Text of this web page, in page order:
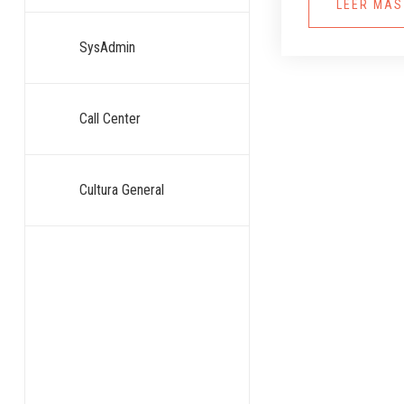
SysAdmin
Call Center
Cultura General
LEER